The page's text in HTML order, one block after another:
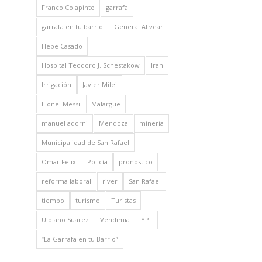
Franco Colapinto garrafa
garrafa en tu barrio General ALvear
Hebe Casado
Hospital Teodoro J. Schestakow Iran
Irrigación Javier Milei
Lionel Messi Malargüe
manuel adorni Mendoza minería
Municipalidad de San Rafael
Omar Félix Policía pronóstico
reforma laboral river San Rafael
tiempo turismo Turistas
Ulpiano Suarez Vendimia YPF
“La Garrafa en tu Barrio”